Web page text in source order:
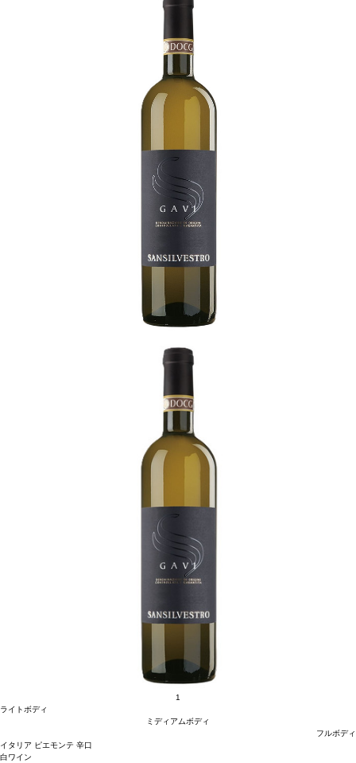
1
ライトボディ
ミディアムボディ
フルボディ
イタリア ピエモンテ 辛口
白ワイン